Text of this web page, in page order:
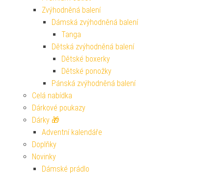
Zvýhodněná balení
Dámská zvýhodněná balení
Tanga
Dětská zvýhodněná balení
Dětské boxerky
Dětské ponožky
Pánská zvýhodněná balení
Celá nabídka
Dárkové poukazy
Dárky 🎁
Adventní kalendáře
Doplňky
Novinky
Dámské prádlo